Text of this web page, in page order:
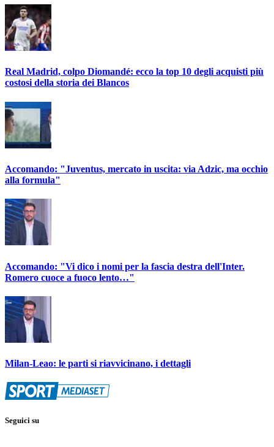
Real Madrid, colpo Diomandé: ecco la top 10 degli acquisti più
costosi della storia dei Blancos
Accomando: "Juventus, mercato in uscita: via Adzic, ma occhio
alla formula"
Accomando: "Vi dico i nomi per la fascia destra dell'Inter.
Romero cuoce a fuoco lento…"
Milan-Leao: le parti si riavvicinano, i dettagli
Seguici su